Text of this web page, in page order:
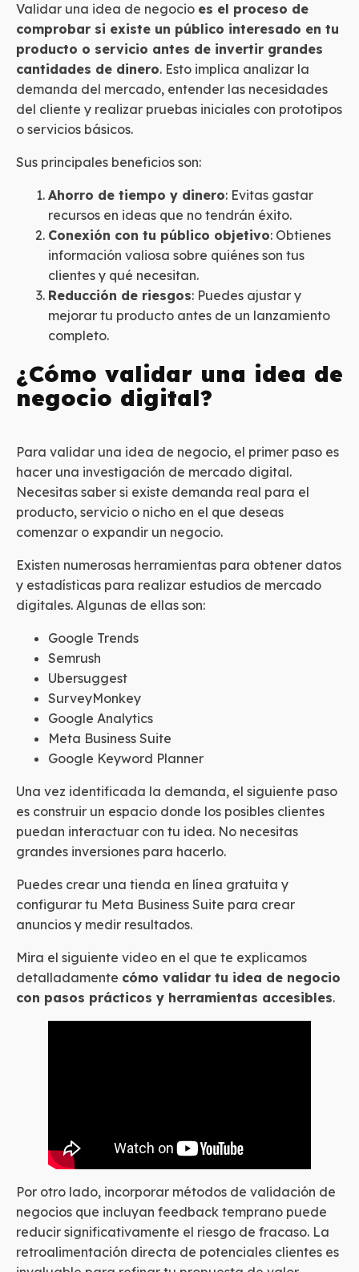
Validar una idea de negocio es el proceso de
comprobar si existe un público interesado en tu
producto o servicio antes de invertir grandes
cantidades de dinero. Esto implica analizar la
demanda del mercado, entender las necesidades
del cliente y realizar pruebas iniciales con prototipos
o servicios básicos.
Sus principales beneficios son:
Ahorro de tiempo y dinero: Evitas gastar
recursos en ideas que no tendrán éxito.
Conexión con tu público objetivo: Obtienes
información valiosa sobre quiénes son tus
clientes y qué necesitan.
Reducción de riesgos: Puedes ajustar y
mejorar tu producto antes de un lanzamiento
completo.
¿Cómo validar una idea de
negocio digital?
Para validar una idea de negocio, el primer paso es
hacer una investigación de mercado digital.
Necesitas saber si existe demanda real para el
producto, servicio o nicho en el que deseas
comenzar o expandir un negocio.
Existen numerosas herramientas para obtener datos
y estadísticas para realizar estudios de mercado
digitales. Algunas de ellas son:
Google Trends
Semrush
Ubersuggest
SurveyMonkey
Google Analytics
Meta Business Suite
Google Keyword Planner
Una vez identificada la demanda, el siguiente paso
es construir un espacio donde los posibles clientes
puedan interactuar con tu idea. No necesitas
grandes inversiones para hacerlo.
Puedes crear una tienda en línea gratuita y
configurar tu Meta Business Suite para crear
anuncios y medir resultados.
Mira el siguiente video en el que te explicamos
detalladamente cómo validar tu idea de negocio
con pasos prácticos y herramientas accesibles.
Por otro lado, incorporar métodos de validación de
negocios que incluyan feedback temprano puede
reducir significativamente el riesgo de fracaso. La
retroalimentación directa de potenciales clientes es